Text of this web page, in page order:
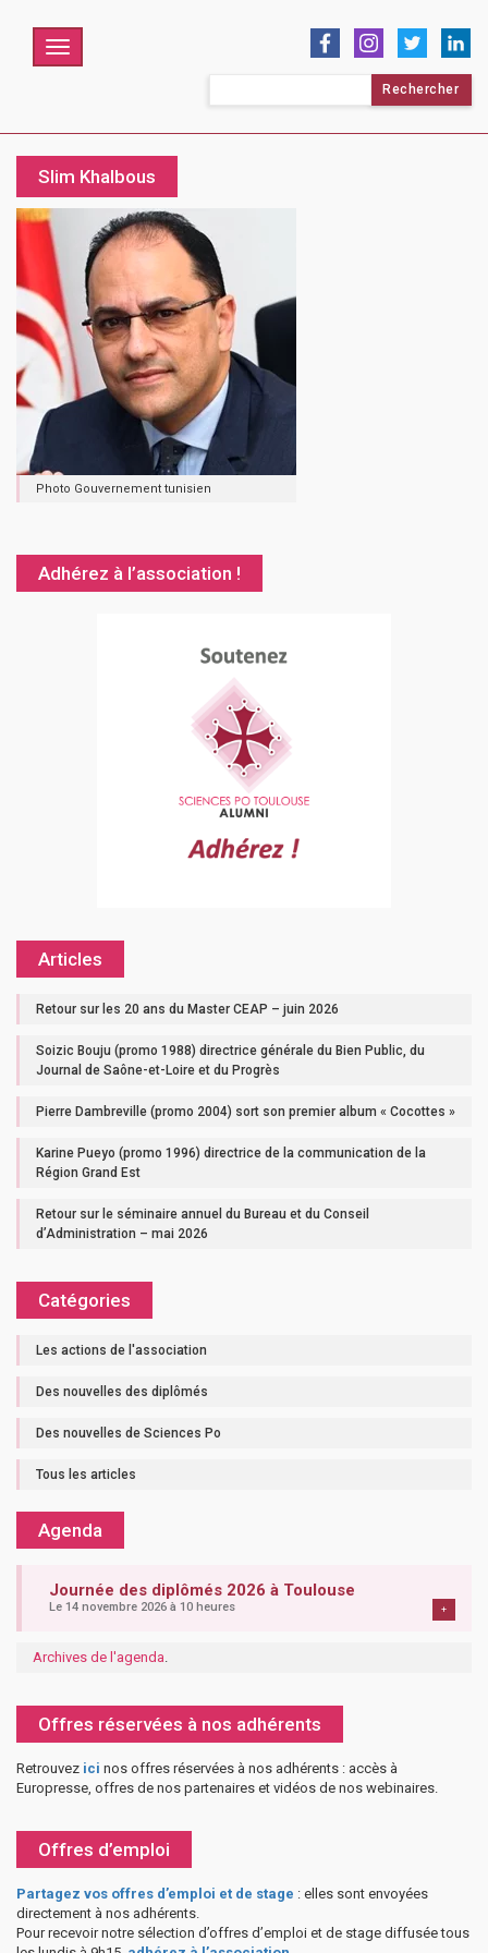
Menu
Slim Khalbous
Photo Gouvernement tunisien
Adhérez à l’association !
Articles
Retour sur les 20 ans du Master CEAP – juin 2026
Soizic Bouju (promo 1988) directrice générale du Bien Public, du
Journal de Saône-et-Loire et du Progrès
Pierre Dambreville (promo 2004) sort son premier album « Cocottes »
Karine Pueyo (promo 1996) directrice de la communication de la
Région Grand Est
Retour sur le séminaire annuel du Bureau et du Conseil
d’Administration – mai 2026
Catégories
Les actions de l'association
Des nouvelles des diplômés
Des nouvelles de Sciences Po
Tous les articles
Agenda
Journée des diplômés 2026 à Toulouse
Le 14 novembre 2026 à 10 heures +
Archives de l'agenda.
Offres réservées à nos adhérents
Retrouvez ici nos offres réservées à nos adhérents : accès à
Europresse, offres de nos partenaires et vidéos de nos webinaires.
Offres d’emploi
Partagez vos offres d’emploi et de stage : elles sont envoyées
directement à nos adhérents.
Pour recevoir notre sélection d’offres d’emploi et de stage diffusée tous